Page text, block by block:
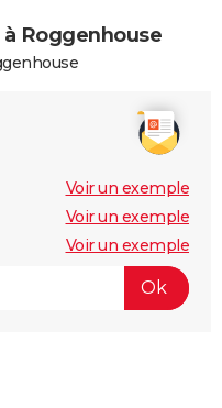
Roggenhouse
Voir un exemple
Voir un exemple
Voir un exemple